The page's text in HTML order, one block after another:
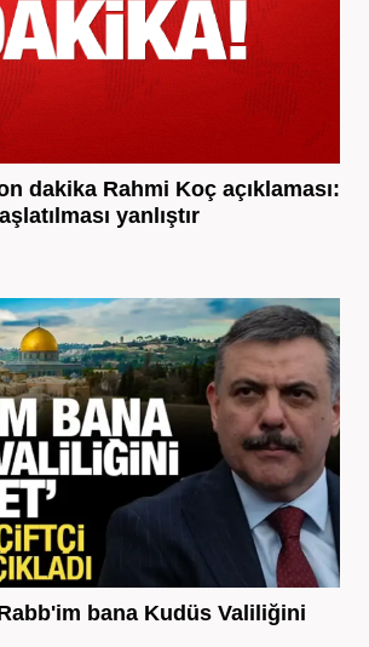
dakika Rahmi Koç açıklaması:
yanlıştır
bana Kudüs Valiliğini